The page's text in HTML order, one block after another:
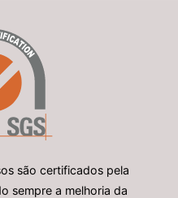
são certificados pela
sempre a melhoria da